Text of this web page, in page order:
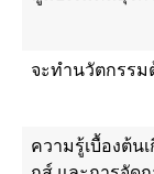
จะทำนวัตกรร
ความรู้เบื้องต้น